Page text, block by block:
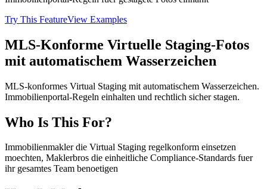
Try This FeatureView Examples
MLS-Konforme Virtuelle Staging-Fotos
mit automatischem Wasserzeichen
MLS-konformes Virtual Staging mit automatischem Wasserzeichen.
Immobilienportal-Regeln einhalten und rechtlich sicher stagen.
Who Is This For?
Immobilienmakler die Virtual Staging regelkonform einsetzen
moechten, Maklerbros die einheitliche Compliance-Standards fuer
ihr gesamtes Team benoetigen